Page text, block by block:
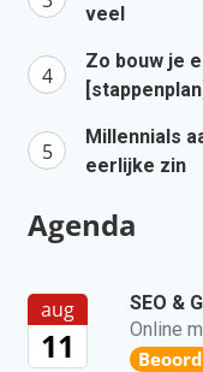
veel
Zo bouw je
[stappenplan]
Millennials
eerlijke zin
Agenda
aug
11
SEO &
Online